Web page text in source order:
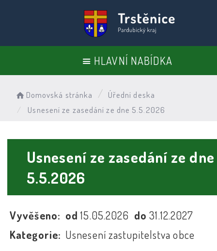
HLAVNÍ NABÍDKA
Domovská stránka
Úřední deska
Usnesení ze zasedání ze dne 5.5.2026
Usnesení ze zasedání ze dne
5.5.2026
Vyvěšeno: od15.05.2026 do31.12.2027
Kategorie: Usnesení zastupitelstva obce